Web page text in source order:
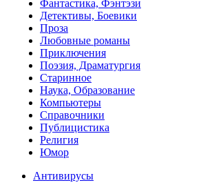
Фантастика, Фэнтэзи
Детективы, Боевики
Проза
Любовные романы
Приключения
Поэзия, Драматургия
Старинное
Наука, Образование
Компьютеры
Справочники
Публицистика
Религия
Юмор
Антивирусы